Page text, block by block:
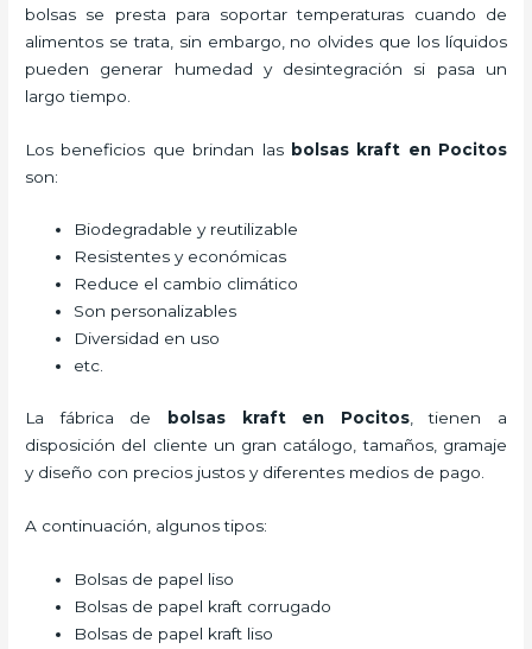
bolsas se presta para soportar temperaturas cuando de
alimentos se trata, sin embargo, no olvides que los líquidos
pueden generar humedad y desintegración si pasa un
largo tiempo.
Los beneficios que brindan lasbolsas kraft en Pocitos
son:
Biodegradable y reutilizable
Resistentes y económicas
Reduce el cambio climático
Son personalizables
Diversidad en uso
etc.
La fábrica de bolsas kraft en Pocitos, tienen a
disposición del cliente un gran catálogo, tamaños, gramaje
y diseño con precios justos y diferentes medios de pago.
A continuación, algunos tipos:
Bolsas de papel liso
Bolsas de papel kraft corrugado
Bolsas de papel kraft liso